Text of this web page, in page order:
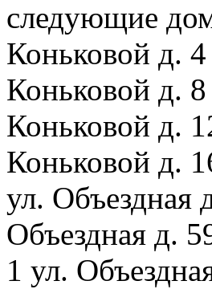
следующие
Коньковой д.
Коньковой д.
Коньковой д.
Коньковой д.
ул. Объездная
Объездная д.
1 ул.